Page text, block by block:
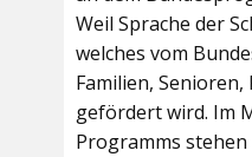
Weil Sprache der
welches vom
Familien, Senioren,
gefördert wird. Im
Programms